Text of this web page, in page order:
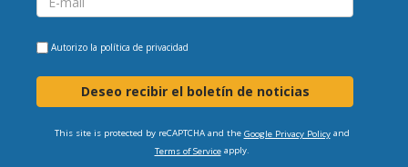
Autorizo la política de privacidad
Deseo recibir el boletín de noticias
This site is protected by reCAPTCHA and the Google Privacy Policyand
Terms of Serviceapply.